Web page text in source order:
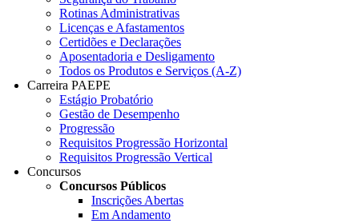
Rotinas Administrativas
Licenças e Afastamentos
Certidões e Declarações
Aposentadoria e Desligamento
Todos os Produtos e Serviços (A-Z)
Carreira PAEPE
Estágio Probatório
Gestão de Desempenho
Progressão
Requisitos Progressão Horizontal
Requisitos Progressão Vertical
Concursos
Concursos Públicos
Inscrições Abertas
Em Andamento